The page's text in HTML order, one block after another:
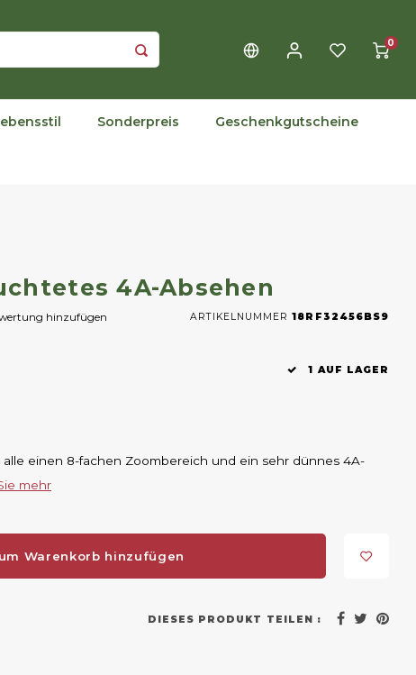
0
Sonderpreis Geschenkgutscheine
4A-Absehen
hinzufügen ARTIKELNUMMER 18RF32456BS9
1 AUF LAGER
einen 8-fachen Zoombereich und ein sehr dünnes 4A-
mehr
Warenkorb hinzufügen
DIESES PRODUKT TEILEN :